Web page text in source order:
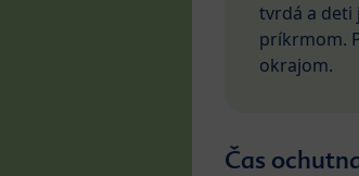
tvrdá a deti
príkrmom.
okrajom.
Čas